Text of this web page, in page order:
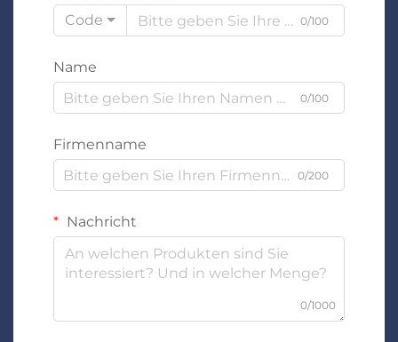
Code
0/100
Name
0/100
Firmenname
0/200
Nachricht
0/1000